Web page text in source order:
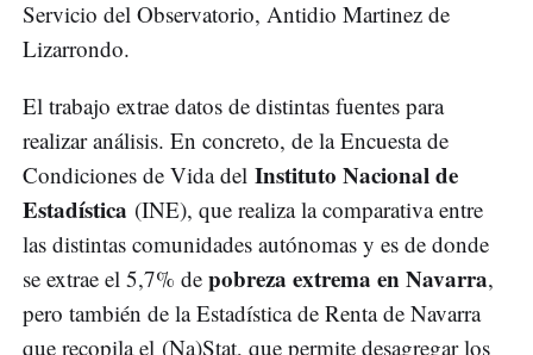
Servicio del Observatorio, Antidio Martinez de
Lizarrondo.
El trabajo extrae datos de distintas fuentes para
realizar análisis. En concreto, de la Encuesta de
Condiciones de Vida del Instituto Nacional de
Estadística (INE), que realiza la comparativa entre
las distintas comunidades autónomas y es de donde
se extrae el 5,7% de pobreza extrema en Navarra,
pero también de la Estadística de Renta de Navarra
que recopila el (Na)Stat, que permite desagregar los